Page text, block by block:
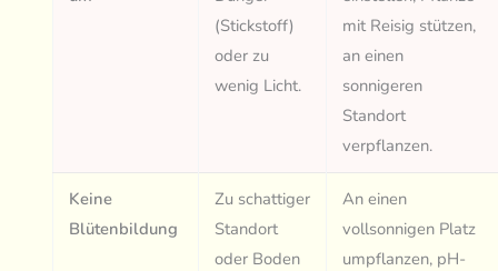
(Stickstoff)
oder zu
wenig Licht.
mit Reisig stützen,
an einen
sonnigeren
Standort
verpflanzen.
Keine
Blütenbildung
Zu schattiger
Standort
oder Boden
An einen
vollsonnigen Platz
umpflanzen, pH-